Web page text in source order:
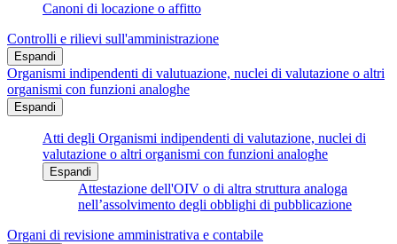
Canoni di locazione o affitto
Controlli e rilievi sull'amministrazione
Espandi
Organismi indipendenti di valutuazione, nuclei di valutazione o altri
organismi con funzioni analoghe
Espandi
Atti degli Organismi indipendenti di valutazione, nuclei di
valutazione o altri organismi con funzioni analoghe
Espandi
Attestazione dell'OIV o di altra struttura analoga
nell’assolvimento degli obblighi di pubblicazione
Organi di revisione amministrativa e contabile